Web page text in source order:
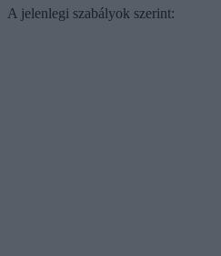
A jelenlegi szabályok szerint: